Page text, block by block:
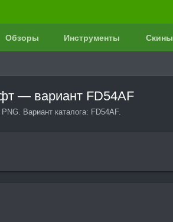
Обзоры Инструменты Скины
— вариант FD54AF
Вариант каталога: FD54AF.